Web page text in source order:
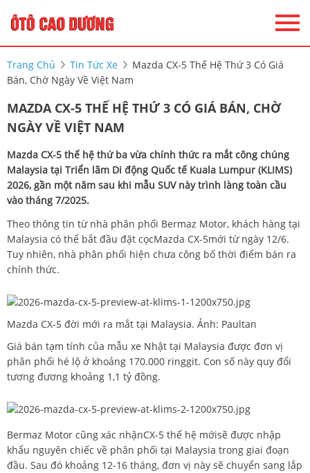
Trang Chủ Tin Tức Xe
Mazda CX-5 Thế Hệ Thứ 3 Có Giá
Bán, Chờ Ngày Về Việt Nam
MAZDA CX-5 THẾ HỆ THỨ 3 CÓ GIÁ BÁN, CHỜ
NGÀY VỀ VIỆT NAM
Mazda CX-5 thế hệ thứ ba vừa chính thức ra mắt công chúng
Malaysia tại Triển lãm Di động Quốc tế Kuala Lumpur (KLIMS)
2026, gần một năm sau khi mẫu SUV này trình làng toàn cầu
vào tháng 7/2025.
Theo thông tin từ nhà phân phối Bermaz Motor, khách hàng tại
Malaysia có thể bắt đầu đặt cọcMazda CX-5mới từ ngày 12/6.
Tuy nhiên, nhà phân phối hiện chưa công bố thời điểm bán ra
chính thức.
Mazda CX-5 đời mới ra mắt tại Malaysia. Ảnh: Paultan
Giá bán tạm tính của mẫu xe Nhật tại Malaysia được đơn vị
phân phối hé lộ ở khoảng 170.000 ringgit. Con số này quy đổi
tương đương khoảng 1,1 tỷ đồng.
Bermaz Motor cũng xác nhậnCX-5 thế hệ mớisẽ được nhập
khẩu nguyên chiếc về phân phối tại Malaysia trong giai đoạn
đầu. Sau đó khoảng 12-16 tháng, đơn vị này sẽ chuyển sang lắp